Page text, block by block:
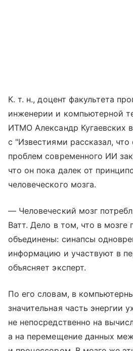
К. т. н., доцент факультета
инженерии и компьютерной
ИТМО Александр Кугаевских
с "Известиями рассказал, что
проблем современного ИИ
что он пока далек от
человеческого мозга.
— Человеческий мозг
Ватт. Дело в том, что в мозге
объединены: синапсы
информацию и участвуют в
объясняет эксперт.
По его словам, в
значительная часть энергии
не непосредственно на
а на перемещение данных